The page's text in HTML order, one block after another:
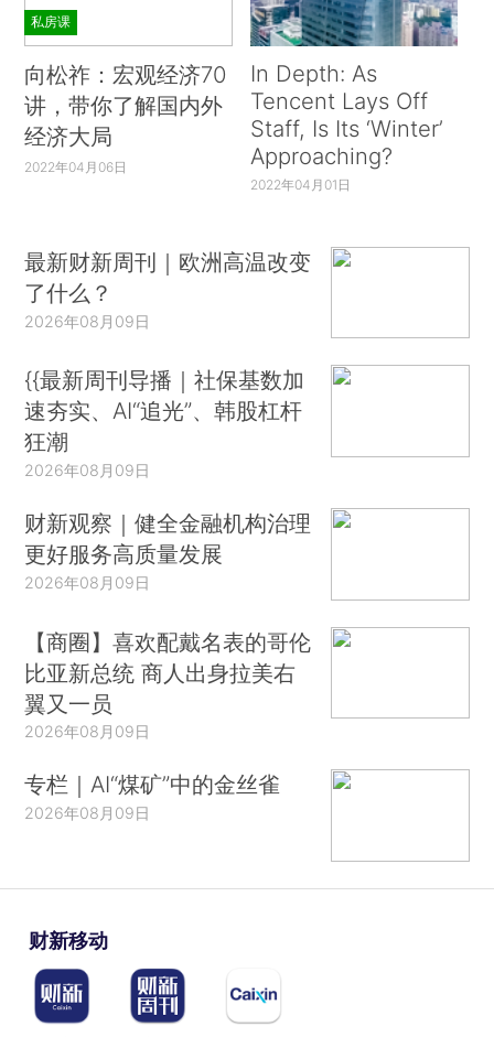
私房课
向松祚：宏观经济70
讲，带你了解国内外
经济大局
2022年04月06日
In Depth: As
Tencent Lays Off
Staff, Is Its ‘Winter’
Approaching?
2022年04月01日
最新财新周刊｜欧洲高温改变
了什么？
2026年08月09日
{{最新周刊导播｜社保基数加
速夯实、AI“追光”、韩股杠杆
狂潮
2026年08月09日
财新观察｜健全金融机构治理
更好服务高质量发展
2026年08月09日
【商圈】喜欢配戴名表的哥伦
比亚新总统 商人出身拉美右
翼又一员
2026年08月09日
专栏｜AI“煤矿”中的金丝雀
2026年08月09日
财新移动